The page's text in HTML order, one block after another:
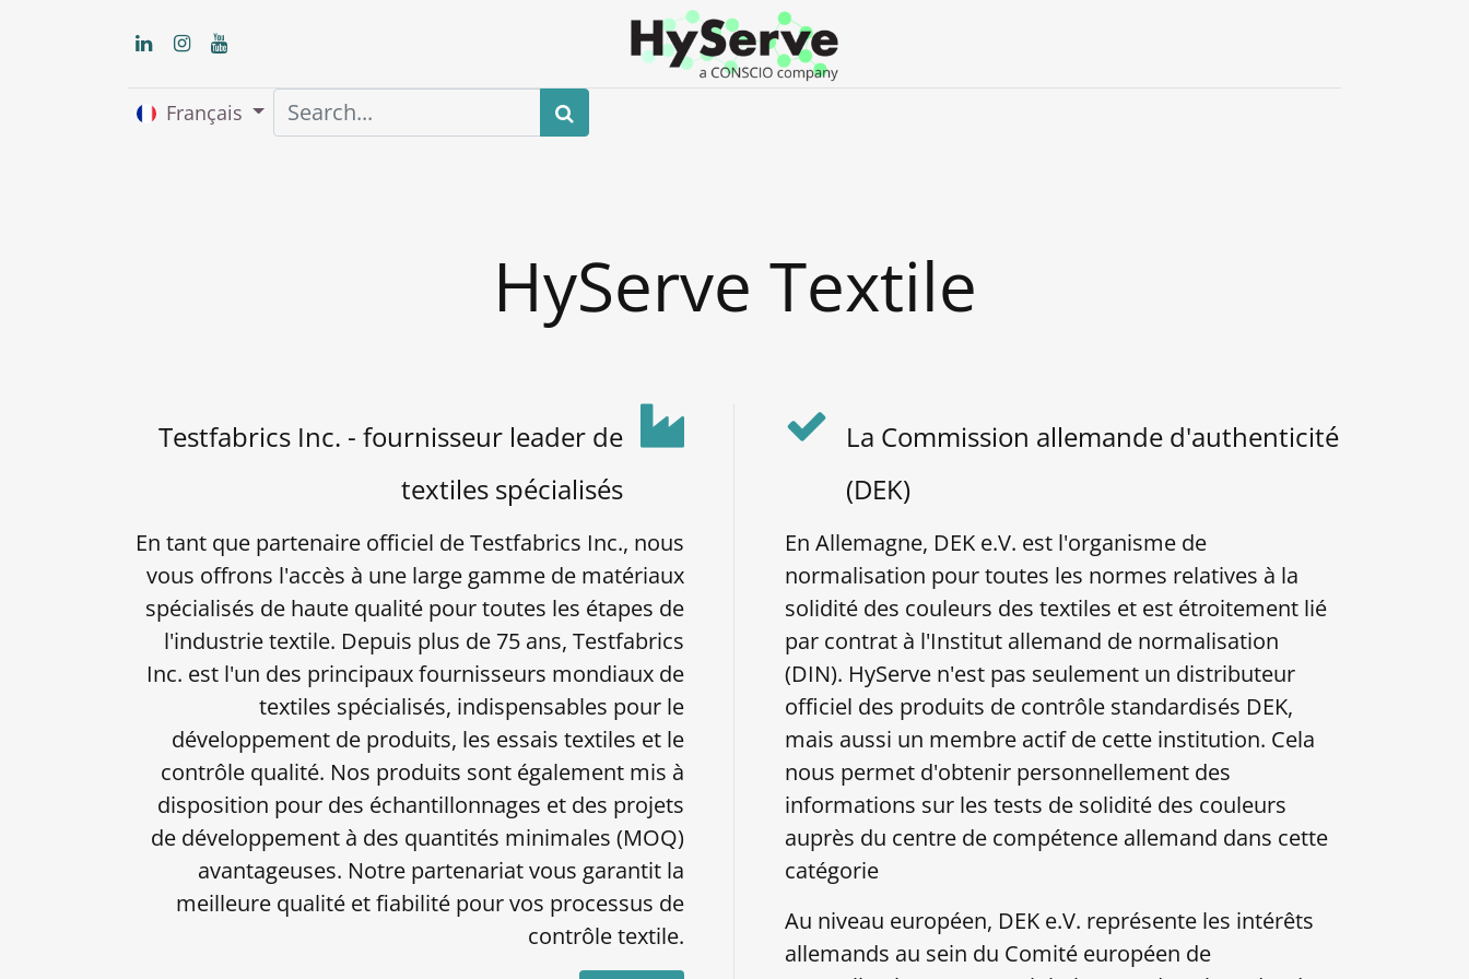
Français
HyServe Textile
Testfabrics Inc. - fournisseur leader de
textiles spécialisés
En tant que partenaire officiel de Testfabrics Inc., nous
vous offrons l'accès à une large gamme de matériaux
spécialisés de haute qualité pour toutes les étapes de
l'industrie textile. Depuis plus de 75 ans, Testfabrics
Inc. est l'un des principaux fournisseurs mondiaux de
textiles spécialisés, indispensables pour le
développement de produits, les essais textiles et le
contrôle qualité. Nos produits sont également mis à
disposition pour des échantillonnages et des projets
de développement à des quantités minimales (MOQ)
avantageuses. Notre partenariat vous garantit la
meilleure qualité et fiabilité pour vos processus de
contrôle textile.
La Commission allemande d'authenticité
(DEK)
En Allemagne, DEK e.V. est l'organisme de
normalisation pour toutes les normes relatives à la
solidité des couleurs des textiles et est étroitement lié
par contrat à l'Institut allemand de normalisation
(DIN). HyServe n'est pas seulement un distributeur
officiel des produits de contrôle standardisés DEK,
mais aussi un membre actif de cette institution. Cela
nous permet d'obtenir personnellement des
informations sur les tests de solidité des couleurs
auprès du centre de compétence allemand dans cette
catégorie
Au niveau européen, DEK e.V. représente les intérêts
allemands au sein du Comité européen de